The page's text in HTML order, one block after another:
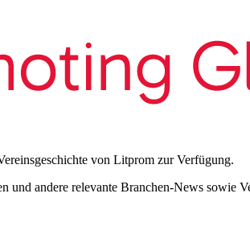
von Litprom zur Verfügung.
andere relevante Branchen-News sowie